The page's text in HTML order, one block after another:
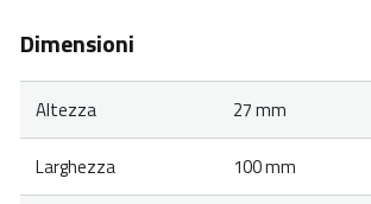
Dimensioni
Altezza 27 mm
Larghezza 100 mm